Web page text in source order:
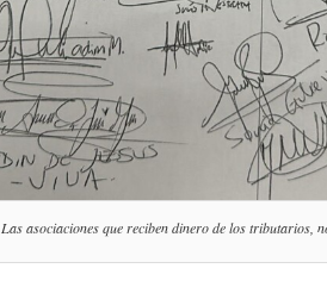
Las asociaciones que reciben dinero de los tributarios,